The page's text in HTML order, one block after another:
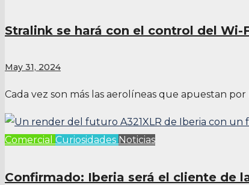
Stralink se hará con el control del Wi-
May 31, 2024
Cada vez son más las aerolíneas que apuestan
Comercial Curiosidades Noticias
Confirmado: Iberia será el cliente de